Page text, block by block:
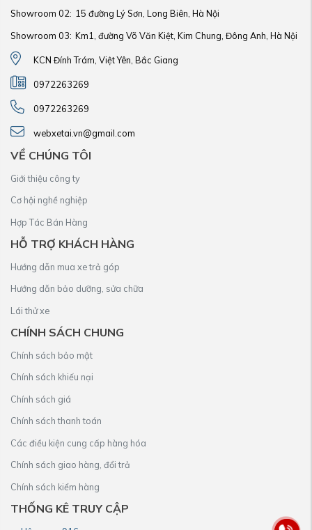
Showroom 02: 15 đường Lý Sơn, Long Biên, Hà Nội
Showroom 03: Km1, đường Võ Văn Kiệt, Kim Chung, Đông Anh, Hà Nội
KCN Đính Trám, Việt Yên, Bắc Giang
0972263269
0972263269
webxetai.vn@gmail.com
VỀ CHÚNG TÔI
Giới thiệu công ty
Cơ hội nghề nghiệp
Hợp Tác Bán Hàng
HỖ TRỢ KHÁCH HÀNG
Hướng dẫn mua xe trả góp
Hướng dẫn bảo dưỡng, sửa chữa
Lái thử xe
CHÍNH SÁCH CHUNG
Chính sách bảo mật
Chính sách khiếu nại
Chính sách giá
Chính sách thanh toán
Các điều kiện cung cấp hàng hóa
Chính sách giao hàng, đổi trả
Chính sách kiểm hàng
THỐNG KÊ TRUY CẬP